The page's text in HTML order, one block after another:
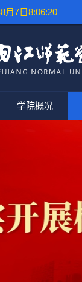
月7日8:06:20
学院概况